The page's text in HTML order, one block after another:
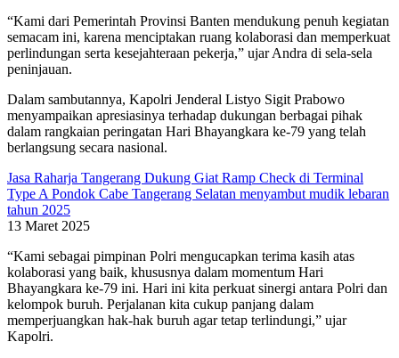
“Kami dari Pemerintah Provinsi Banten mendukung penuh kegiatan
semacam ini, karena menciptakan ruang kolaborasi dan memperkuat
perlindungan serta kesejahteraan pekerja,” ujar Andra di sela-sela
peninjauan.
Dalam sambutannya, Kapolri Jenderal Listyo Sigit Prabowo
menyampaikan apresiasinya terhadap dukungan berbagai pihak
dalam rangkaian peringatan Hari Bhayangkara ke-79 yang telah
berlangsung secara nasional.
Jasa Raharja Tangerang Dukung Giat Ramp Check di Terminal
Type A Pondok Cabe Tangerang Selatan menyambut mudik lebaran
tahun 2025
13 Maret 2025
“Kami sebagai pimpinan Polri mengucapkan terima kasih atas
kolaborasi yang baik, khususnya dalam momentum Hari
Bhayangkara ke-79 ini. Hari ini kita perkuat sinergi antara Polri dan
kelompok buruh. Perjalanan kita cukup panjang dalam
memperjuangkan hak-hak buruh agar tetap terlindungi,” ujar
Kapolri.